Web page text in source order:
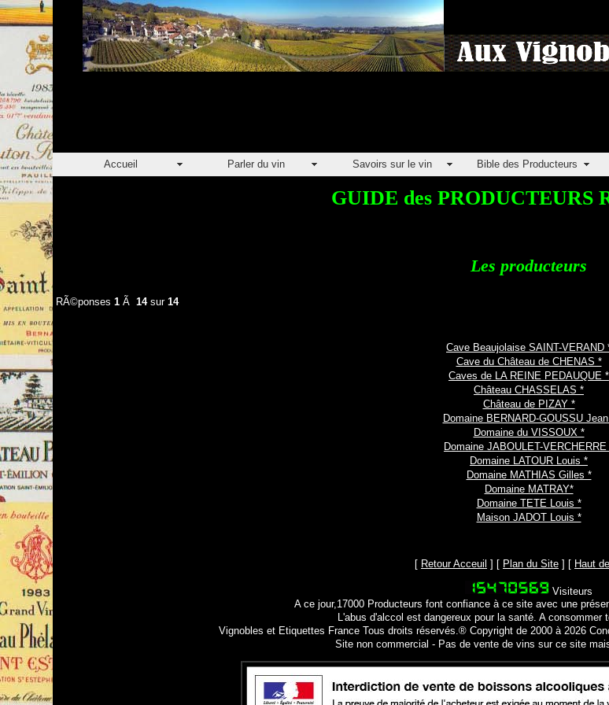
Accueil Parler du vin Savoirs sur le vin Bible des Producteurs
GUIDE des PRODUCTEURS
Les producteurs
RÃ©ponses1 Ã14sur14
Cave Beaujolaise SAINT-VERAND
Cave du Château de CHENAS *
Caves de LA REINE PEDAUQUE *
Château CHASSELAS *
Château de PIZAY *
Domaine BERNARD-GOUSSU
Domaine du VISSOUX *
Domaine JABOULET-VERCHERRE
Domaine LATOUR Louis *
Domaine MATHIAS Gilles *
Domaine MATRAY*
Domaine TETE Louis *
Maison JADOT Louis *
[ Retour Acceuil ] [ Plan du Site ] [ Haut
Visiteurs
A ce jour,17000 Producteurs font confiance à ce site avec une
L'abus d'alccol est dangereux pour la santé. A consommer
Vignobles et Etiquettes France Tous droits réservés.® Copyright de 2000 à 2026
Site non commercial - Pas de vente de vins sur ce site